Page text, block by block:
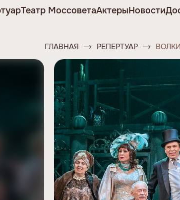
Театр МоссоветаАктерыНовости
ГЛАВНАЯ РЕПЕРТУАР